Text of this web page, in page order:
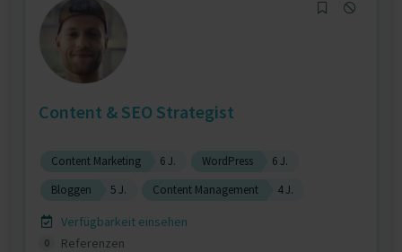
Content & SEO Strategist
Content Marketing 6 J. WordPress
6 J.
Bloggen
5 J. Content Management 4 J.
Verfügbarkeit einsehen
0
Referenzen